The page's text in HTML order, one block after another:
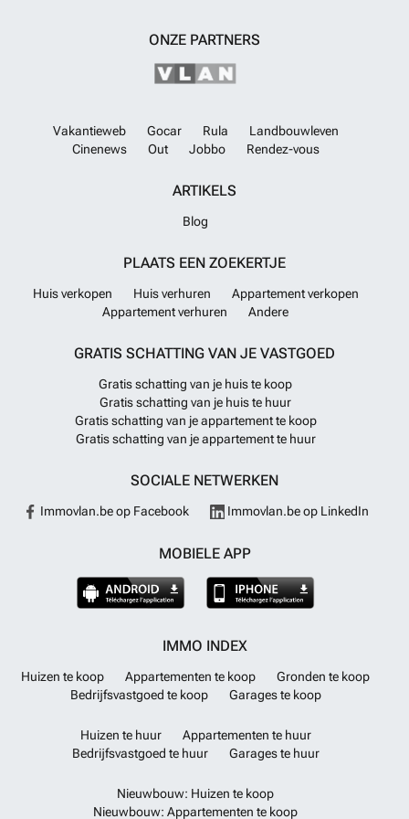
woonkamer, inbouwkasten en complete badkamers. Het
zwembad, aangelegde tuin met irrigatiesysteem en
te passen met een keuze aan opties, en extra upgrades toe te voegen,
zoals zonnepanelen bijvoorbeeld. Meer weten?
ONZE PARTNERS
Vakantieweb Gocar Rula
Landbouwleven
Cinenews
Out Jobbo Rendez-vous
ARTIKELS
Blog
PLAATS EEN ZOEKERTJE
Huis verkopen Huis verhuren
Appartement verkopen
Appartement verhuren
Andere
GRATIS SCHATTING VAN JE VASTGOED
Gratis schatting van je huis te koop
Gratis schatting van je huis te huur
Gratis schatting van je appartement te koop
Gratis schatting van je appartement te huur
SOCIALE NETWERKEN
Immovlan.be op Facebook Immovlan.be op LinkedIn
MOBIELE APP
IMMO INDEX
Huizen te koop Appartementen te koop
Gronden te koop
Bedrijfsvastgoed te koop
Garages te koop
Huizen te huur
Appartementen te huur
Bedrijfsvastgoed te huur
Garages te huur
Nieuwbouw: Huizen te koop
Nieuwbouw: Appartementen te koop